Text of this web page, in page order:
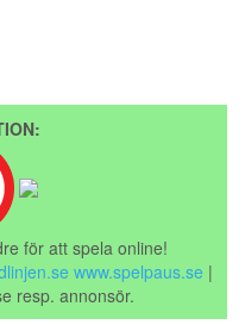
för att spela online!
www.spelpaus.se |
resp. annonsör.